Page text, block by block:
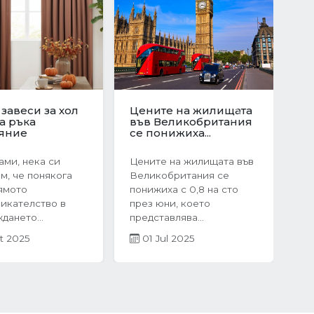
скок
на
в
на 2024
пазар
бележи
Защо да изберете
ново строителство?
Предимствата на...
Когато става въпрос за
покупка на жилище,
много хора инстинктивно
се насочват към...
05 Mar 2025
Sonraki